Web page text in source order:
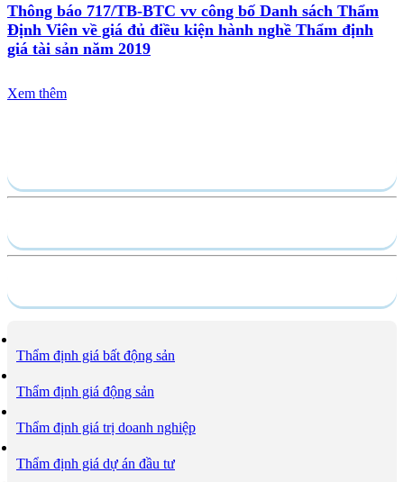
Thông báo 717/TB-BTC vv công bố Danh sách Thẩm
Định Viên về giá đủ điều kiện hành nghề Thẩm định
giá tài sản năm 2019
Xem thêm
Thẩm định giá bất động sản
Thẩm định giá động sản
Thẩm định giá trị doanh nghiệp
Thẩm định giá dự án đầu tư